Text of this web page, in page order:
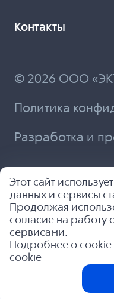
Контакты
© 2026 ООО
Политика
Разработка и
Этот сайт
данных и сервисы
Продолжая
согласие на работу
сервисами.
Подробнее о
cookie